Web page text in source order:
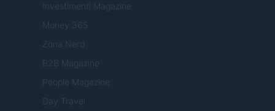
Investimenti Magazine
Money 365
Zona Nerd
B2B Magazine
People Magazine
Day Travel